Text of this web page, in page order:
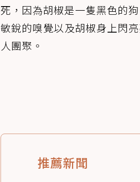
死，因為胡椒是一隻黑色的
敏銳的嗅覺以及胡椒身上閃
人團聚。
推薦新聞